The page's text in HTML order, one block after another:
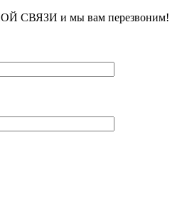
СВЯЗИ и мы вам перезвоним!